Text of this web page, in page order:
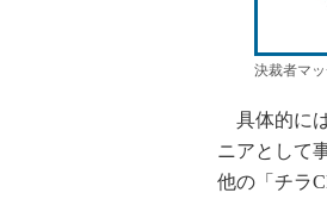
決裁者マ
具体的に
ニアとして
他の「チラ